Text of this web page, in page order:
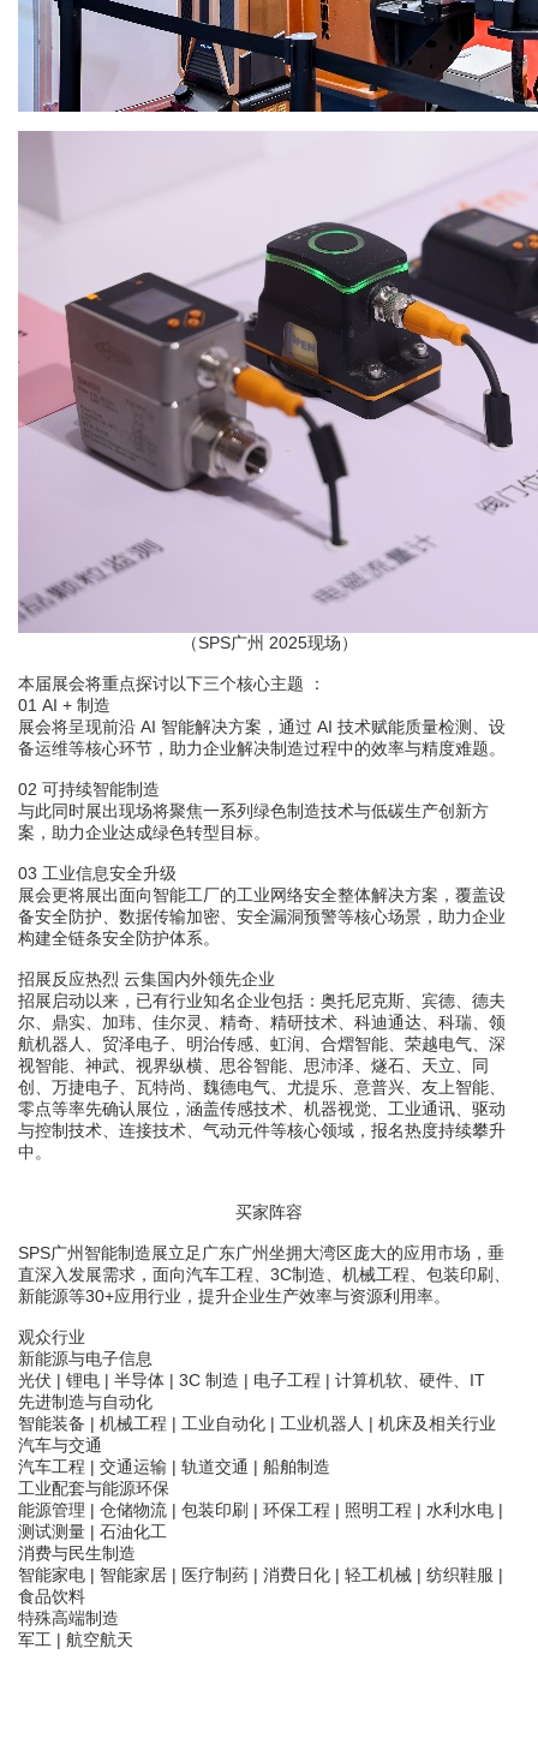
（SPS广州 2025现场）
本届展会将重点探讨以下三个核心主题
：
01 AI + 制造
展会将呈现前沿 AI 智能解决方案，通过 AI 技术赋能质量检测、设
备运维等核心环节，助力企业解决制造过程中的效率与精度难题。
02 可持续智能制造
与此同时展出现场将聚焦一系列绿色制造技术与低碳生产创新方
案，助力企业达成绿色转型目标。
03 工业信息安全升级
展会更将展出面向智能工厂的工业网络安全整体解决方案，覆盖设
备安全防护、数据传输加密、安全漏洞预警等核心场景，助力企业
构建全链条安全防护体系。
招展反应热烈 云集国内外领先企业
招展启动以来，已有行业知名企业包括： 奥托尼克斯、宾德、德夫
尔、鼎实、加玮、佳尔灵、精奇、精研技术、科迪通达、科瑞、领
航机器人、贸泽电子、明治传感、虹润、合熠智能、荣越电气、深
视智能、神武、视界纵横、思谷智能、思沛泽、燧石、天立、同
创、万捷电子、瓦特尚、魏德电气、尤提乐、意普兴、友上智能、
零点等率先确认展位，涵盖传感技术、机器视觉、工业通讯、驱动
与控制技术、连接技术、气动元件等核心领域，报名热度持续攀升
中。
买家阵容
SPS广州智能制造展立足广东广州坐拥大湾区庞大的应用市场，垂
直深入发展需求，面向汽车工程、 3C制造、机械工程、包装印刷、
新能源等30+应用行业，提升企业生产效率与资源利用率。
观众行业
新能源与电子信息
光伏 | 锂电 | 半导体 | 3C 制造 | 电子工程 | 计算机软、硬件、 IT
先进制造与自动化
智能装备 | 机械工程 | 工业自动化 | 工业机器人 | 机床及相关行业
汽车与交通
汽车工程 | 交通运输 | 轨道交通 | 船舶制造
工业配套与能源环保
能源管理 | 仓储物流 | 包装印刷 | 环保工程 | 照明工程 | 水利水电 |
测试测量 | 石油化工
消费与民生制造
智能家电 | 智能家居 | 医疗制药 | 消费日化 | 轻工机械 | 纺织鞋服 |
食品饮料
特殊高端制造
军工 | 航空航天